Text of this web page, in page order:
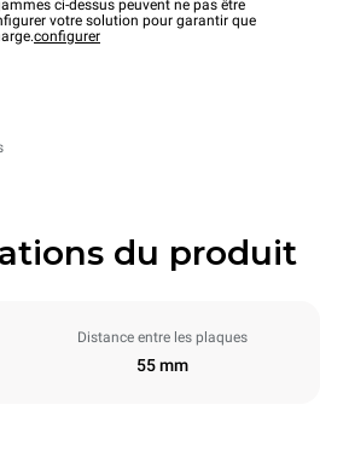
ci-dessus peuvent ne pas être
votre solution pour garantir que
configurer
du produit
Distance entre les plaques
55 mm